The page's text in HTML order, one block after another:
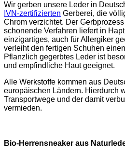
Wir gerben unsere Leder in
IVN-zertifizierten Gerberei, die
Chrom verzichtet. Der
schonende Verfahren liefert in
einzigartiges, auch für Allergiker
verleiht den fertigen Schuhen
Pflanzlich gegerbtes Leder ist
und empfindliche Haut geeignet.
Alle Werkstoffe kommen aus
europäischen Ländern. Hierdurch
Transportwege und der damit
vermieden.
Bio-Herrensneaker aus